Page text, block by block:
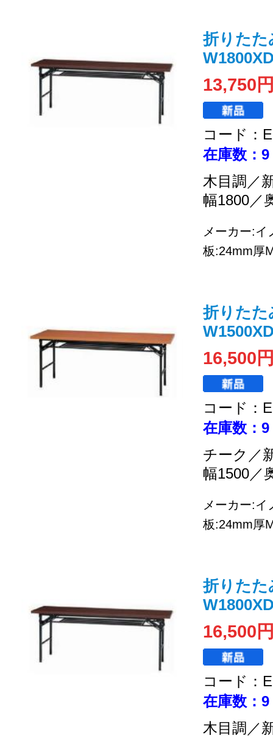
折りたた
13,750
コード：
在庫数：9
木目調／
幅1800／
メーカー:イ
板:24mm厚
折りたた
16,500
コード：
在庫数：9
チーク／
幅1500／
メーカー:イ
板:24mm厚
折りたた
16,500
コード：
在庫数：9
木目調／